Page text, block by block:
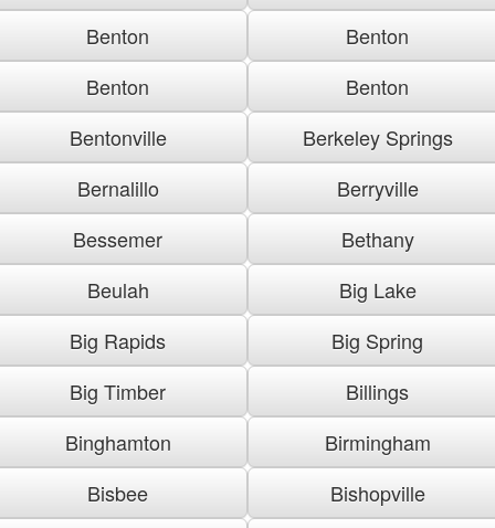
Benton
Benton
Benton
Benton
Bentonville
Berkeley Springs
Bernalillo
Berryville
Bessemer
Bethany
Beulah
Big Lake
Big Rapids
Big Spring
Big Timber
Billings
Binghamton
Birmingham
Bisbee
Bishopville